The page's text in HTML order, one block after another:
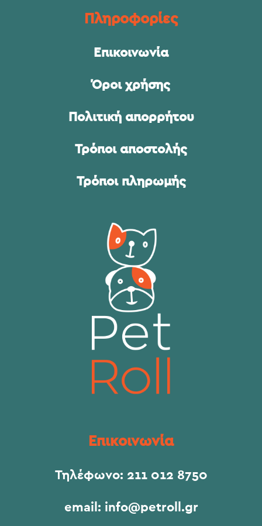
Πληροφορίες
Επικοινωνία
Όροι χρήσης
Πολιτική απορρήτου
Τρόποι αποστολής
Τρόποι πληρωμής
Επικοινωνία
Τηλέφωνο: 211 012 8750
email: info@petroll.gr